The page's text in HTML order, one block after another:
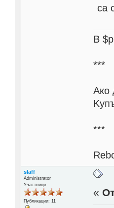
са
В
***
Aко
***
slaff
Administrator
Участници
Публикации: 11
«